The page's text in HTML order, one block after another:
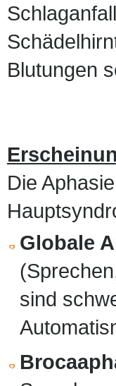
Blutungen
Die
Globale
sind